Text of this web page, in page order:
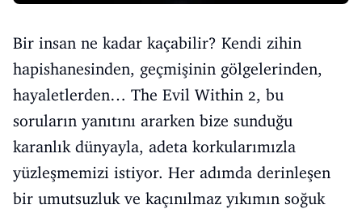
Bir insan ne kadar kaçabilir? Kendi zihin
hapishanesinden, geçmişinin gölgelerinden,
hayaletlerden… The Evil Within 2, bu
soruların yanıtını ararken bize sunduğu
karanlık dünyayla, adeta korkularımızla
yüzleşmemizi istiyor. Her adımda derinleşen
bir umutsuzluk ve kaçınılmaz yıkımın soğuk